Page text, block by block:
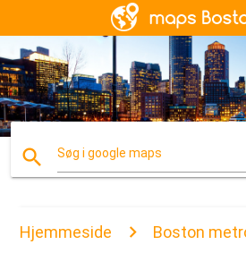
search Søg i google maps
Hjemmeside Boston